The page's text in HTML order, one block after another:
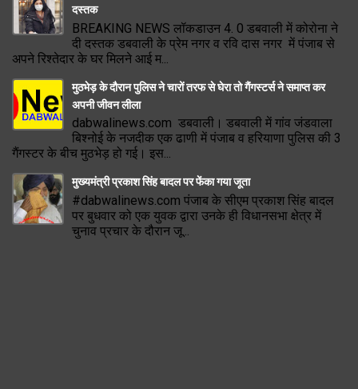
दस्तक
BREAKING NEWS लॉकडाउन 4. 0 डबवाली में कोरोना ने
दी दस्तक डबवाली के प्रेम नगर व रवि दास नगर में पंजाब से
अपने रिश्तेदार के घर मिलने आई म...
मुठभेड़ के दौरान पुलिस ने चारों तरफ से घेरा तो गैंगस्टर्स ने समाप्त कर
अपनी जीवन लीला
dabwalinews.com डबवाली। डबवाली में गांव जंडवाला
बिश्नोई के नजदीक एक ढाणी में पंजाब व हरियाणा पुलिस की 3
गैंगस्टर के बीच मुठभेड़ हो गई। इस...
मुख्यमंत्री प्रकाश सिंह बादल पर फेंका गया जूता
#dabwalinews.com पंजाब के सीएम प्रकाश सिंह बादल
पर बुधवार को एक युवक द्वारा उनके ही विधानसभा क्षेत्र में
चुनाव प्रचार के दौरान जू...